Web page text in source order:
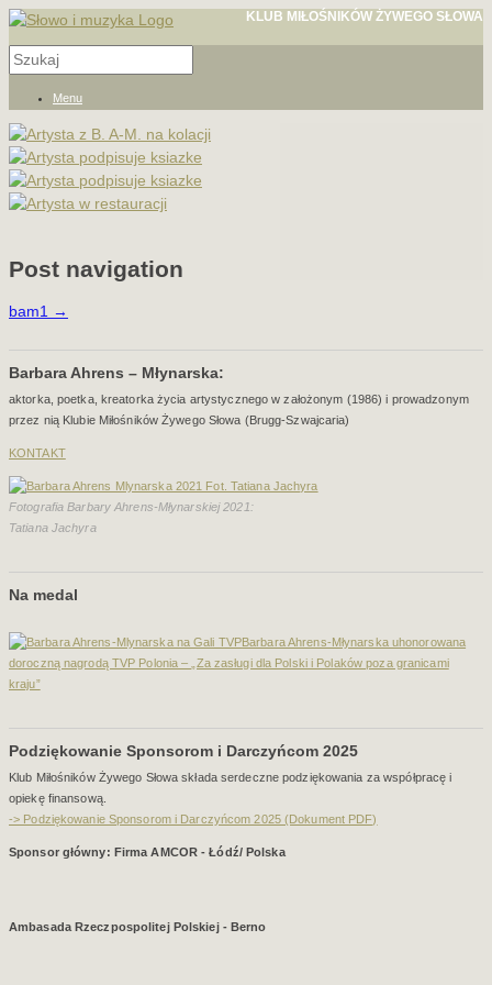
KLUB MIŁOŚNIKÓW ŻYWEGO SŁOWA
Menu
Post navigation
bam1 →
Barbara Ahrens – Młynarska:
aktorka, poetka, kreatorka życia artystycznego w założonym (1986) i prowadzonym
przez nią Klubie Miłośników Żywego Słowa (Brugg-Szwajcaria)
KONTAKT
Fotografia Barbary Ahrens-Młynarskiej 2021:
Tatiana Jachyra
Na medal
Barbara Ahrens-Młynarska uhonorowana
doroczną nagrodą TVP Polonia – „Za zasługi dla Polski i Polaków poza granicami
kraju”
Podziękowanie Sponsorom i Darczyńcom 2025
Klub Miłośników Żywego Słowa składa serdeczne podziękowania za współpracę i
opiekę finansową.
-> Podziękowanie Sponsorom i Darczyńcom 2025 (Dokument PDF)
Sponsor główny: Firma AMCOR - Łódź/ Polska
Ambasada Rzeczpospolitej Polskiej - Berno